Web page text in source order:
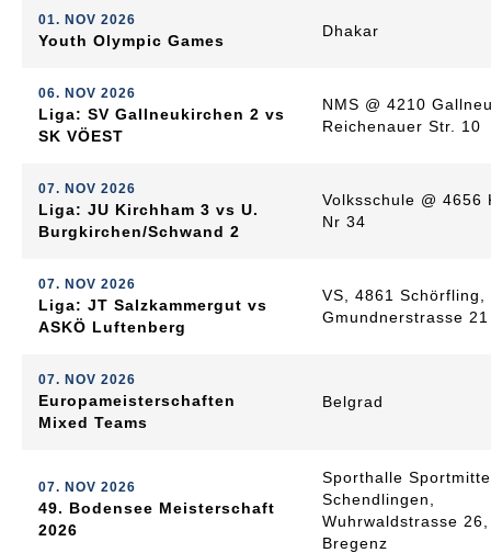
01. NOV 2026
Youth Olympic Games
Dhakar
06. NOV 2026
Liga: SV Gallneukirchen 2 vs
SK VÖEST
NMS @ 4210
Reichenauer Str. 10
07. NOV 2026
Liga: JU Kirchham 3 vs U.
Burgkirchen/Schwand 2
Volksschule @ 4656
Nr 34
07. NOV 2026
Liga: JT Salzkammergut vs
ASKÖ Luftenberg
VS, 4861 Schörfling,
Gmundnerstrasse 21
07. NOV 2026
Europameisterschaften
Mixed Teams
Belgrad
07. NOV 2026
49. Bodensee Meisterschaft
2026
Sporthalle
Schendlingen,
Wuhrwaldstrasse
Bregenz